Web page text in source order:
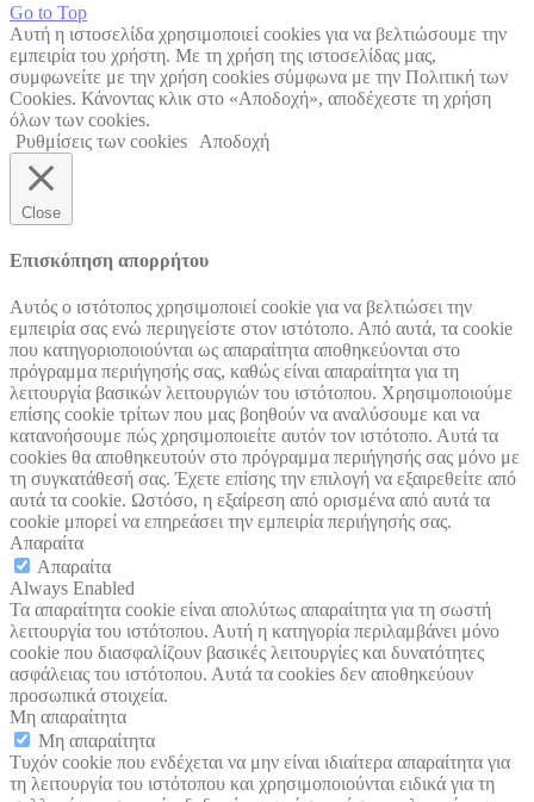
Go to Top
Αυτή η ιστοσελίδα χρησιμοποιεί cookies για να βελτιώσουμε την
εμπειρία του χρήστη. Με τη χρήση της ιστοσελίδας μας,
συμφωνείτε με την χρήση cookies σύμφωνα με την Πολιτική των
Cookies. Κάνοντας κλικ στο «Αποδοχή», αποδέχεστε τη χρήση
όλων των cookies.
Ρυθμίσεις των cookies
Αποδοχή
Close
Επισκόπηση απορρήτου
Αυτός ο ιστότοπος χρησιμοποιεί cookie για να βελτιώσει την
εμπειρία σας ενώ περιηγείστε στον ιστότοπο. Από αυτά, τα cookie
που κατηγοριοποιούνται ως απαραίτητα αποθηκεύονται στο
πρόγραμμα περιήγησής σας, καθώς είναι απαραίτητα για τη
λειτουργία βασικών λειτουργιών του ιστότοπου. Χρησιμοποιούμε
επίσης cookie τρίτων που μας βοηθούν να αναλύσουμε και να
κατανοήσουμε πώς χρησιμοποιείτε αυτόν τον ιστότοπο. Αυτά τα
cookies θα αποθηκευτούν στο πρόγραμμα περιήγησής σας μόνο με
τη συγκατάθεσή σας. Έχετε επίσης την επιλογή να εξαιρεθείτε από
αυτά τα cookie. Ωστόσο, η εξαίρεση από ορισμένα από αυτά τα
cookie μπορεί να επηρεάσει την εμπειρία περιήγησής σας.
Απαραίτα
Απαραίτα
Always Enabled
Τα απαραίτητα cookie είναι απολύτως απαραίτητα για τη σωστή
λειτουργία του ιστότοπου. Αυτή η κατηγορία περιλαμβάνει μόνο
cookie που διασφαλίζουν βασικές λειτουργίες και δυνατότητες
ασφάλειας του ιστότοπου. Αυτά τα cookies δεν αποθηκεύουν
προσωπικά στοιχεία.
Μη απαραίτητα
Μη απαραίτητα
Τυχόν cookie που ενδέχεται να μην είναι ιδιαίτερα απαραίτητα για
τη λειτουργία του ιστότοπου και χρησιμοποιούνται ειδικά για τη